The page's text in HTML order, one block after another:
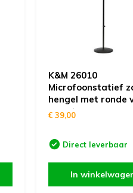
K&M 26010
Microfoonstatief
hengel met ronde
zwart
€ 39,00
Direct leverbaar
In